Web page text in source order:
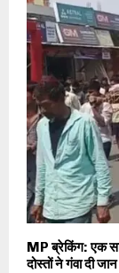
MP ब्रेकिंग: एक
दोस्तों ने गंवा दी जान